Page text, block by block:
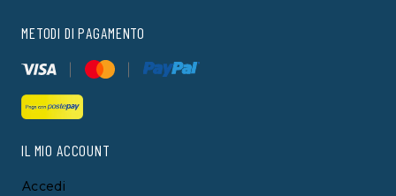
METODI DI PAGAMENTO
IL MIO ACCOUNT
Accedi